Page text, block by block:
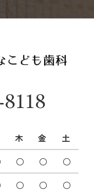
木 金
土
○ ○
○
○ ○
○